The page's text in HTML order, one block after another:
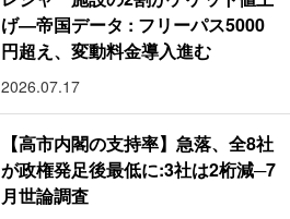
げ―帝国データ : フリーパス5000
円超え、変動料金導入進む
2026.07.17
【高市内閣の支持率】急落、全8社
が政権発足後最低に:3社は2桁減─7
月世論調査